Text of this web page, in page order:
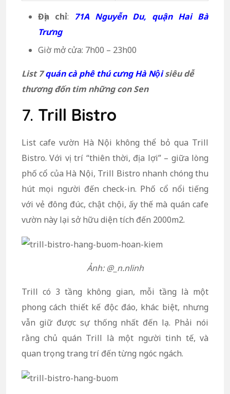
Địa chỉ: 71A Nguyễn Du, quận Hai Bà
Trưng
Giờ mở cửa: 7h00 – 23h00
List 7quán cà phê thú cưng Hà Nộisiêu dễ
thương đốn tim những con Sen
7. Trill Bistro
List cafe vườn Hà Nội không thể bỏ qua Trill
Bistro. Với vị trí “thiên thời, địa lợi” – giữa lòng
phố cổ của Hà Nội, Trill Bistro nhanh chóng thu
hút mọi người đến check-in. Phố cổ nổi tiếng
với vẻ đông đúc, chật chội, ấy thế mà quán cafe
vườn này lại sở hữu diện tích đến 2000m2.
Ảnh: @_n.nlinh
Trill có 3 tầng không gian, mỗi tầng là một
phong cách thiết kế độc đáo, khác biệt, nhưng
vẫn giữ được sự thống nhất đến lạ. Phải nói
rằng chủ quán Trill là một người tinh tế, và
quan trọng trang trí đến từng ngóc ngách.